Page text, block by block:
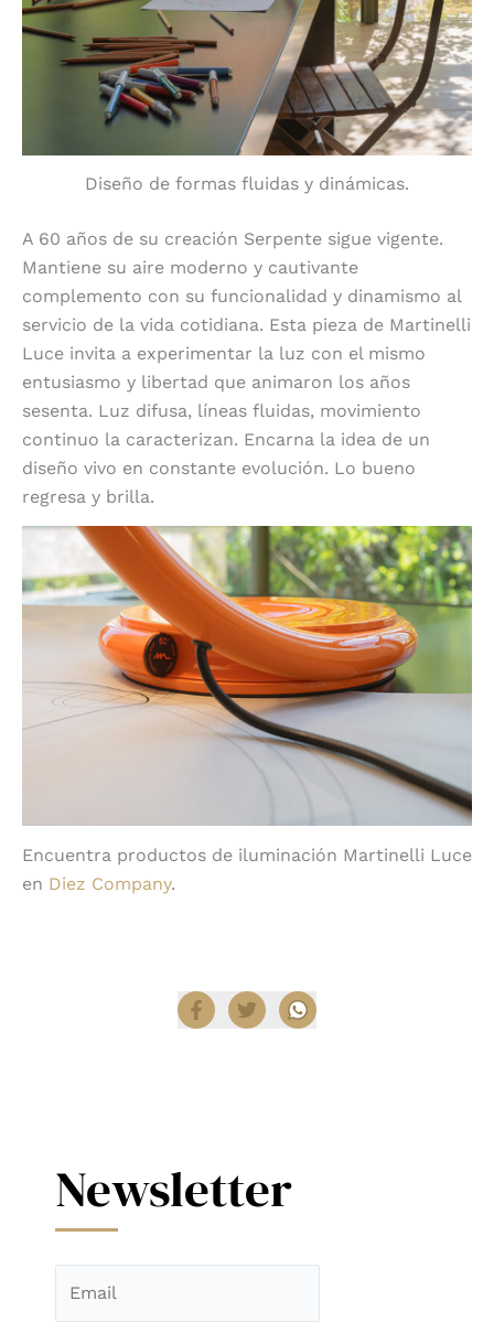
Diseño de formas fluidas y dinámicas.
A 60 años de su creación Serpente sigue vigente.
Mantiene su aire moderno y cautivante
complemento con su funcionalidad y dinamismo al
servicio de la vida cotidiana. Esta pieza de Martinelli
Luce invita a experimentar la luz con el mismo
entusiasmo y libertad que animaron los años
sesenta. Luz difusa, líneas fluidas, movimiento
continuo la caracterizan. Encarna la idea de un
diseño vivo en constante evolución. Lo bueno
regresa y brilla.
Encuentra productos de iluminación Martinelli Luce
en Diez Company.
Newsletter